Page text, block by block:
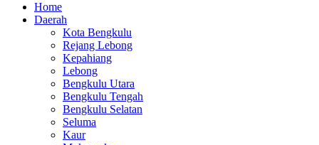
Home
Daerah
Kota Bengkulu
Rejang Lebong
Kepahiang
Lebong
Bengkulu Utara
Bengkulu Tengah
Bengkulu Selatan
Seluma
Kaur